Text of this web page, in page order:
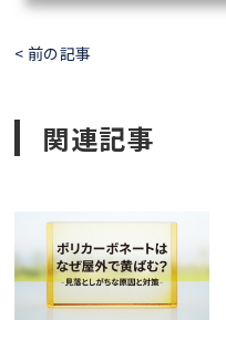
< 前の記事
関連記事